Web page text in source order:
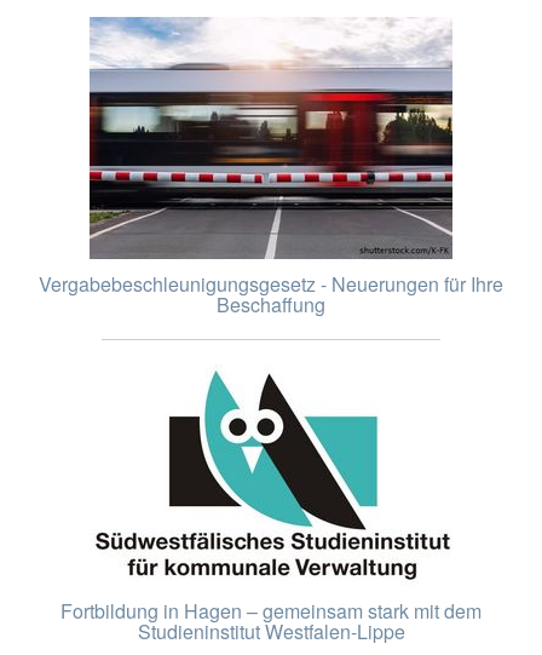
Vergabebeschleunigungsgesetz - Neuerungen für Ihre
Beschaffung
Fortbildung in Hagen – gemeinsam stark mit dem
Studieninstitut Westfalen-Lippe